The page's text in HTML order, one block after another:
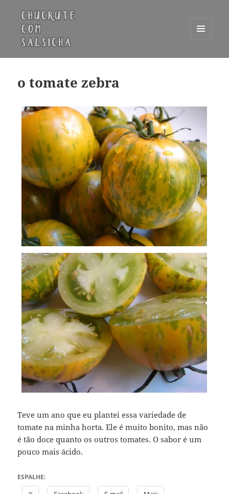
WIDGETS
o tomate zebra
Teve um ano que eu plantei essa variedade de
tomate na minha horta. Ele é muito bonito, mas não
é tão doce quanto os outros tomates. O sabor é um
pouco mais ácido.
ESPALHE: